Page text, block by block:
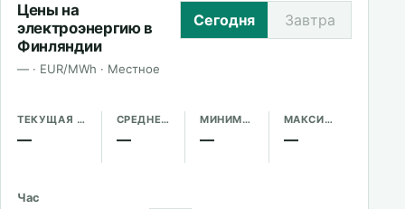
Цены на
электроэнергию в
Финляндии
— · EUR/MWh · Местное
Сегодня Завтра
ТЕКУЩАЯ ЦЕНА
—
СРЕДНЕЕ ЗА ДЕНЬ
—
МИНИМУМ
—
МАКСИМУМ
—
Час